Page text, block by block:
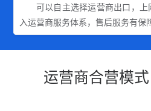
可以自主选择运营商出口，
入运营商服务体系，售后服务有保
运营商合营模